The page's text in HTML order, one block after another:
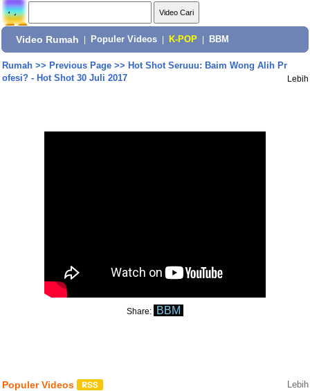
Video Rumah Populer Videos K-POP BBM
Rumah>> Previous Page>> Hot Shot Seruuu: Baim Wong Alih Pr
ofesi? - Hot Shot 30 Juli 2017
Lebih
Share: BBM
Populer Videos Lebih